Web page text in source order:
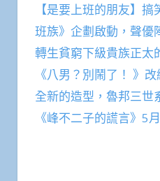
【是要上班的朋友】
班族》企劃啟動，聲優
轉生貧窮下級貴族正太
《八男？別鬧了！ 》
全新的造型，魯邦三世
《峰不二子的謊言》5